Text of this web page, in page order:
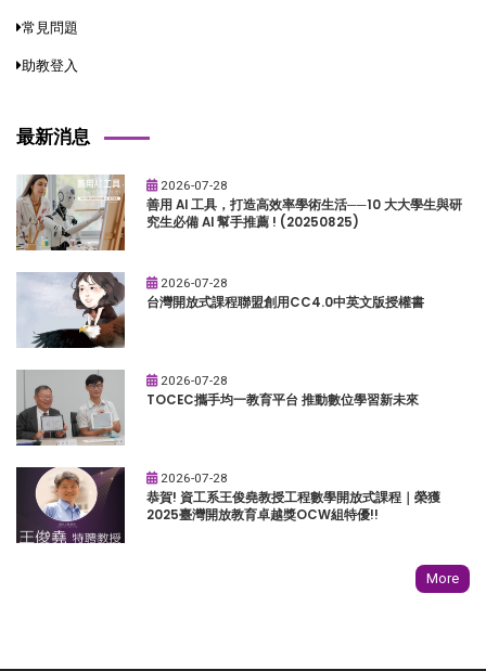
常見問題
助教登入
最新消息
2026-07-28
善用 AI 工具，打造高效率學術生活──10 大大學生與研
究生必備 AI 幫手推薦 ! (20250825)
2026-07-28
台灣開放式課程聯盟創用CC4.0中英文版授權書
2026-07-28
TOCEC攜手均一教育平台 推動數位學習新未來
2026-07-28
恭賀! 資工系王俊堯教授工程數學開放式課程｜榮獲
2025臺灣開放教育卓越獎OCW組特優!!
More